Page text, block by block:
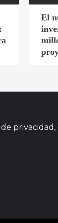
El
privacidad,